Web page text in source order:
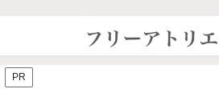
PR